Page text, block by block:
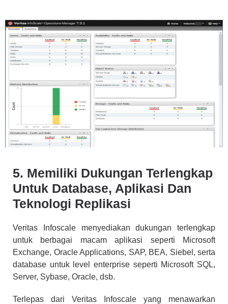
5. Memiliki Dukungan Terlengkap
Untuk Database, Aplikasi Dan
Teknologi Replikasi
Veritas Infoscale menyediakan dukungan terlengkap
untuk berbagai macam aplikasi seperti Microsoft
Exchange, Oracle Applications, SAP, BEA, Siebel, serta
database untuk level enterprise seperti Microsoft SQL,
Server, Sybase, Oracle, dsb.
Terlepas dari Veritas Infoscale yang menawarkan